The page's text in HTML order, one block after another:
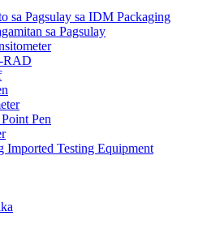
sa Pagsulay sa IDM Packaging
sa Pagsulay
RAD
Pen
Imported Testing Equipment